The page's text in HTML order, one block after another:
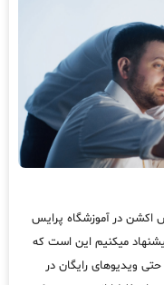
اکشن در آموزشگاه پرایس
میکنیم این است که
ویدیوهای رایگان در